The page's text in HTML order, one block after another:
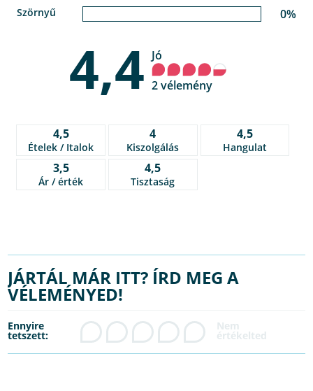
Szörnyű 0%
4,4 Jó
2 vélemény
4,5
Ételek / Italok
4
Kiszolgálás
4,5
Hangulat
3,5
Ár / érték
4,5
Tisztaság
JÁRTÁL MÁR ITT? ÍRD MEG A
VÉLEMÉNYED!
Ennyire
tetszett: